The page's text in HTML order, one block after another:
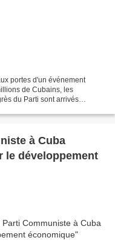
portes d'un événement
de Cubains, les
du Parti sont arrivés
à Cuba
le développement